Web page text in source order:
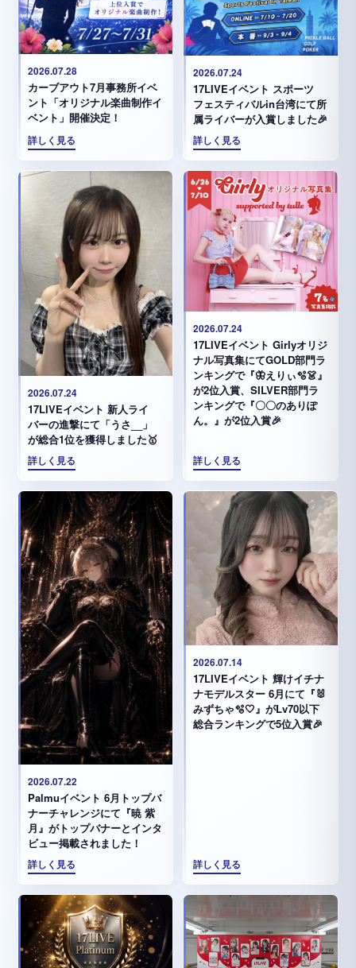
2026.07.28
カーブアウト7月事務所イベ
ント「オリジナル楽曲制作イ
ベント」開催決定！
詳しく見る
2026.07.24
17LIVEイベント スポーツ
フェスティバルin台湾にて所
属ライバーが入賞しました🎉
詳しく見る
2026.07.24
17LIVEイベント 新人ライ
バーの進撃にて「うさ__」
が総合1位を獲得しました🥇
詳しく見る
2026.07.24
17LIVEイベント Girlyオリジ
ナル写真集にてGOLD部門ラ
ンキングで『🦋えりぃ🫧👗』
が2位入賞、SILVER部門ラ
ンキングで『〇〇のありぽ
ん。』が2位入賞🎉
詳しく見る
2026.07.22
Palmuイベント 6月トップバ
ナーチャレンジにて『暁 紫
月』がトップバナーとインタ
ビュー掲載されました！
詳しく見る
2026.07.14
17LIVEイベント 輝けイチナ
ナモデルスター 6月にて『🐰
みずちゃ️🫧🤍』がLv70以下
総合ランキングで5位入賞🎉
詳しく見る